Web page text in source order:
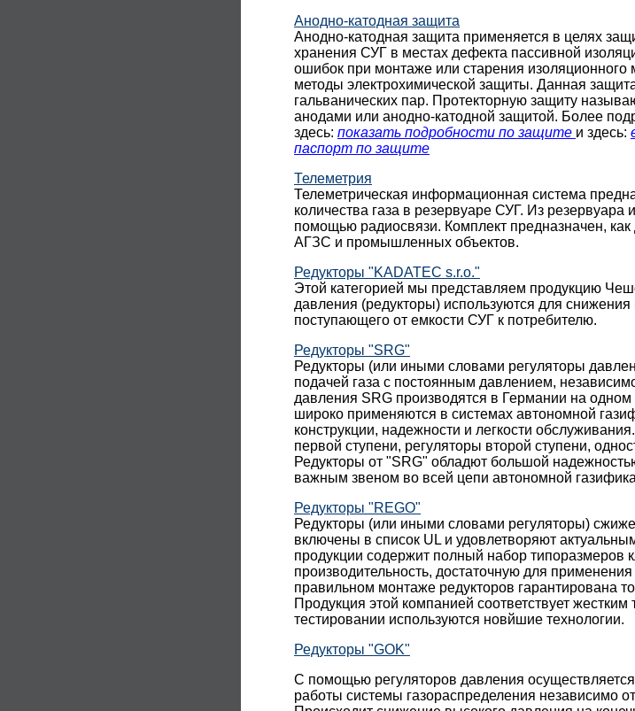
Анодно-катодная защита
Анодно-катодная защита применяется в целях
хранения СУГ в местах дефекта пассивной
ошибок при монтаже или старения изоляционного
методы электрохимической защиты. Данная
гальванических пар. Протекторную защиту
анодами или анодно-катодной защитой. Более
здесь: показать подробности по защите и здесь:
паспорт по защите
Телеметрия
Телеметрическая информационная система
количества газа в резервуаре СУГ. Из
помощью радиосвязи. Комплект предназначен,
АГЗС и промышленных объектов.
Редукторы "KADATEC s.r.o."
Этой категорией мы представляем продукцию
давления (редукторы) используются для
поступающего от емкости СУГ к потребителю.
Редукторы "SRG"
Редукторы (или иными словами регуляторы
подачей газа с постоянным давлением,
давления SRG производятся в Германии на
широко применяются в системах автономной
конструкции, надежности и легкости
первой ступени, регуляторы второй ступени,
Редукторы от "SRG" обладют большой
важным звеном во всей цепи автономной
Редукторы "REGO"
Редукторы (или иными словами регуляторы)
включены в список UL и удовлетворяют
продукции содержит полный набор типоразмеров
производительность, достаточную для
правильном монтаже редукторов гарантирована
Продукция этой компанией соответствует
тестировании используются новйшие технологии.
Редукторы "GOK"
С помощью регуляторов давления
работы системы газораспределения независимо